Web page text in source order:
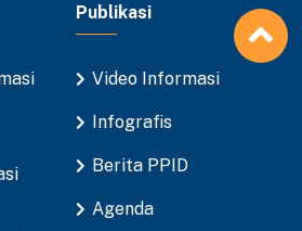
Publikasi
Video Informasi
Infografis
Berita PPID
Agenda